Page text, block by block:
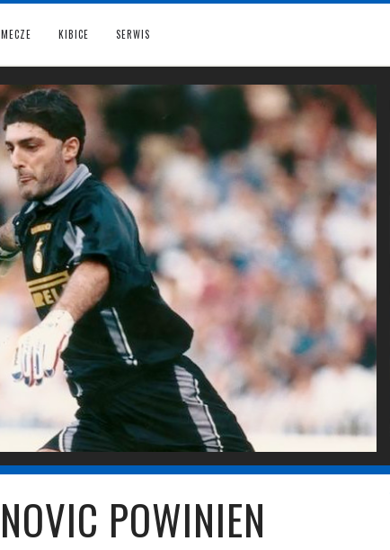
MECZE KIBICE SERWIS
POWINIEN